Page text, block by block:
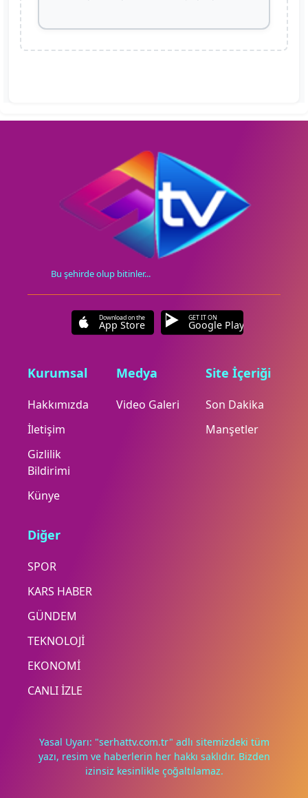
Bu şehirde olup bitinler...
Download on the
App Store
GET IT ON
Google Play
Kurumsal
Hakkımızda
İletişim
Gizlilik
Bildirimi
Künye
Medya
Video Galeri
Site İçeriği
Son Dakika
Manşetler
Diğer
SPOR
KARS HABER
GÜNDEM
TEKNOLOJİ
EKONOMİ
CANLI İZLE
Yasal Uyarı: "serhattv.com.tr" adlı sitemizdeki tüm
yazı, resim ve haberlerin her hakkı saklıdır. Bizden
izinsiz kesinlikle çoğaltılamaz.